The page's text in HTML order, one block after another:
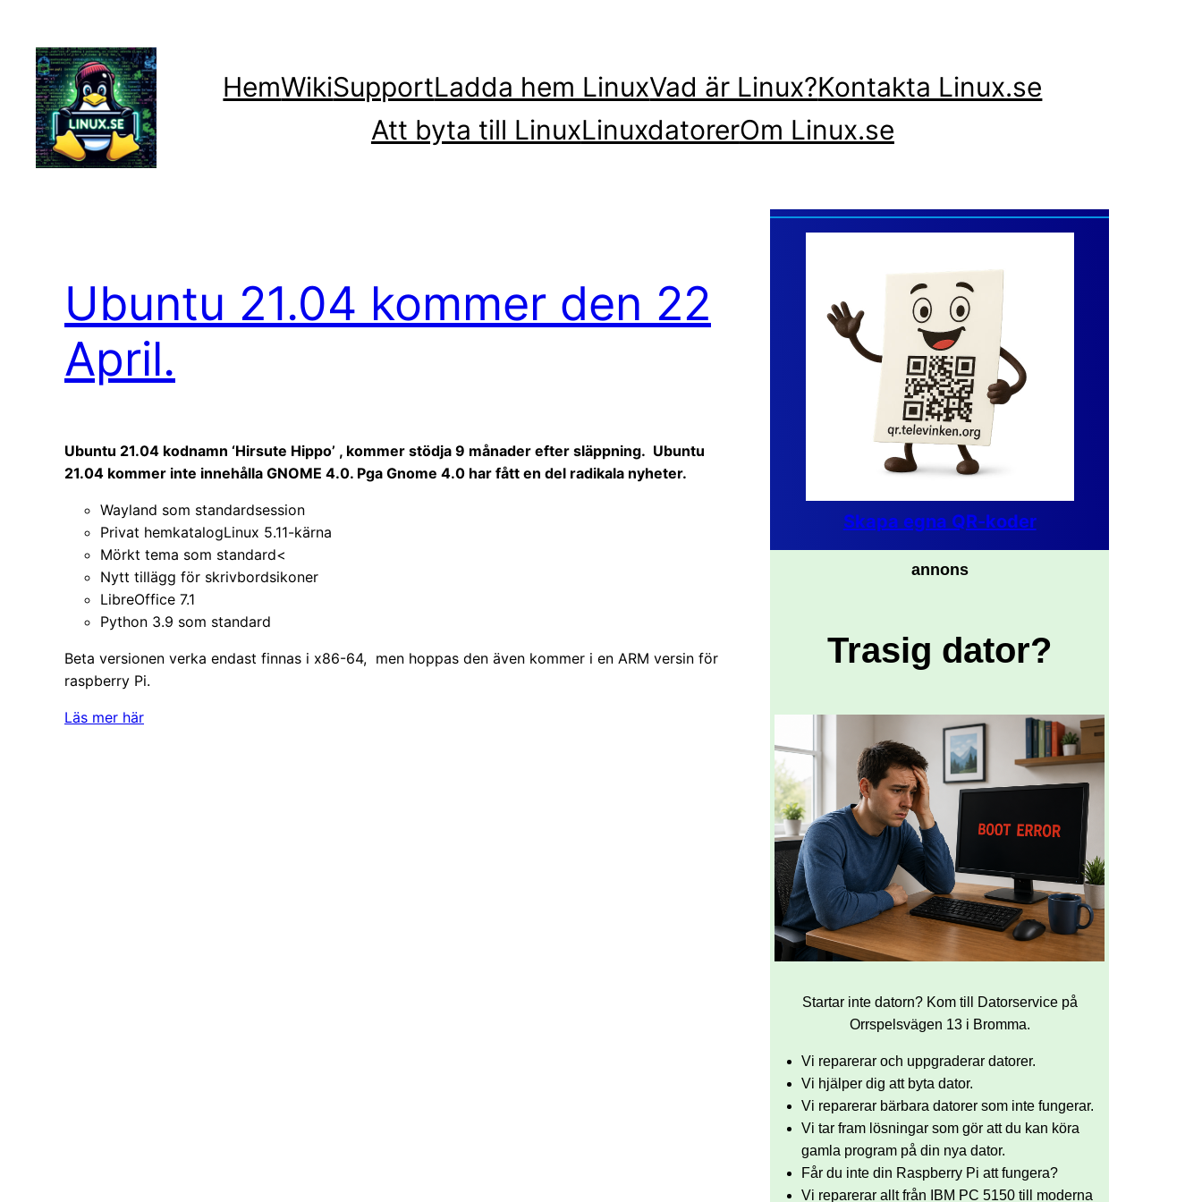
innehåll
HemWikiSupportLadda hem LinuxVad är Linux?Kontakta Linux.se
Att byta till LinuxLinuxdatorerOm Linux.se
Ubuntu 21.04 kommer den 22
April.
Ubuntu 21.04 kodnamn ‘Hirsute Hippo’ , kommer stödja 9 månader efter släppning. Ubuntu
21.04 kommer inte innehålla GNOME 4.0. Pga Gnome 4.0 har fått en del radikala nyheter.
Wayland som standardsession
Privat hemkatalogLinux 5.11-kärna
Mörkt tema som standard<
Nytt tillägg för skrivbordsikoner
LibreOffice 7.1
Python 3.9 som standard
Beta versionen verka endast finnas i x86-64, men hoppas den även kommer i en ARM versin för
raspberry Pi.
Läs mer här
Skapa egna QR-koder
annons
Trasig dator?
Startar inte datorn? Kom till Datorservice på
Orrspelsvägen 13 i Bromma.
Vi reparerar och uppgraderar datorer.
Vi hjälper dig att byta dator.
Vi reparerar bärbara datorer som inte fungerar.
Vi tar fram lösningar som gör att du kan köra
gamla program på din nya dator.
Får du inte din Raspberry Pi att fungera?
Vi reparerar allt från IBM PC 5150 till moderna